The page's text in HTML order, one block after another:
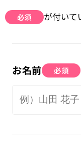
必須 が付いて
お名前 必須